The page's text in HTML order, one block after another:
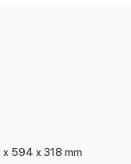
x 594 x 318 mm